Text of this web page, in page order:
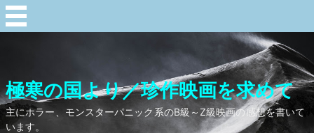
極寒の国より／珍作映画を求めて
主にホラー、モンスターパニック系のB級～Z級映画の感想を書いて
います。